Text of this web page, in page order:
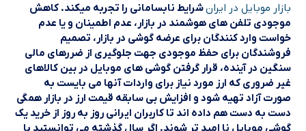
بازار موبایل در ایرانشرایط نابسامانی را تجربه میکند. کاهش
موجودی تلفن های هوشمند در بازار، عدم اطمینان و یا عدم
خواست وارد کنندگان برای عرضه گوشی در بازار، تصمیم
فروشندگان برای حفظ موجودی جهت جلوگیری از ضررهای مالی
سنگین در آینده، قرار گرفتن گوشی های موبایل در بین کالاهای
غیر ضروری که ارز مورد نیاز برای واردات آنها می بایست به
صورت آزاد تهیه شود و افزایش بی سابقه قیمت ارز در بازار همگی
دست به دست هم داده اند تا کاربران ایرانی روز به روز از خرید یک
گوشی موبایل نا امید تر شوند. اگر سال گذشته می توانستید با